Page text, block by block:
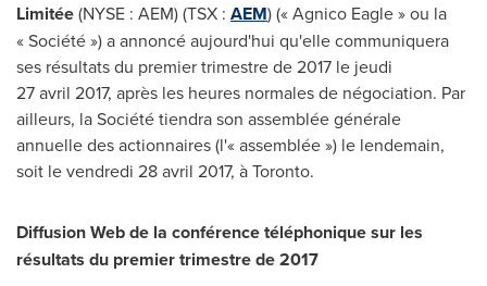
Limitée(NYSE : AEM) (TSX : AEM) (« Agnico Eagle » ou la
« Société ») a annoncé aujourd'hui qu'elle communiquera
ses résultats du premier trimestre de 2017 le jeudi
27 avril 2017, après les heures normales de négociation. Par
ailleurs, la Société tiendra son assemblée générale
annuelle des actionnaires (l'« assemblée ») le lendemain,
soit le vendredi 28 avril 2017, àToronto.
Diffusion Web de la conférence téléphonique sur les
résultats du premier trimestre de 2017